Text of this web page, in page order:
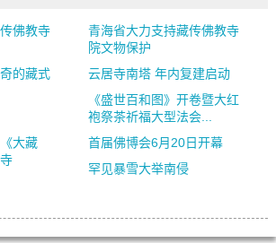
佛教寺
青海省大力支持藏传佛教寺
院文物保护
的藏式
云居寺南塔 年内复建启动
《盛世百和图》开卷暨大红
袍祭茶祈福大型法会...
大藏
首届佛博会6月20日开幕
罕见暴雪大举南侵